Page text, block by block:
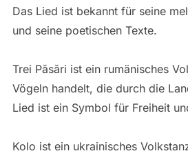
Das Lied ist bekannt für seine
und seine poetischen Texte.
Trei Păsări ist ein rumänisches
Vögeln handelt, die durch die
Lied ist ein Symbol für Freiheit
Kolo ist ein ukrainisches